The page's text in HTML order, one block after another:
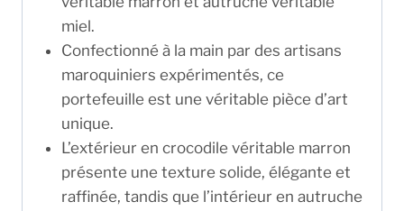
miel.
Confectionné à la main par des artisans
maroquiniers expérimentés, ce
portefeuille est une véritable pièce d’art
unique.
L’extérieur en crocodile véritable marron
présente une texture solide, élégante et
raffinée, tandis que l’intérieur en autruche